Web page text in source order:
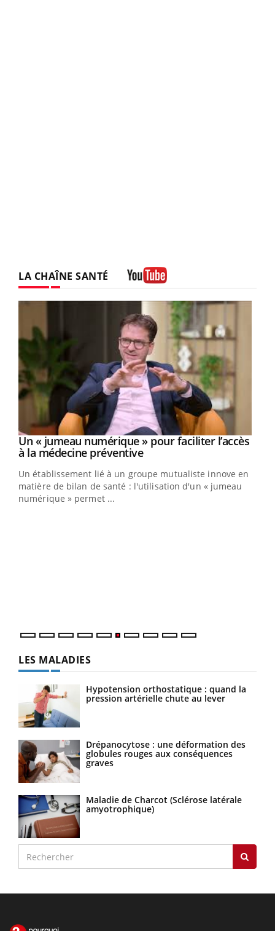
LA CHAÎNE SANTÉ
Youtube
Un « jumeau numérique » pour faciliter l’accès
à la médecine préventiveYoutube
Un établissement lié à un groupe mutualiste innove en
matière de bilan de santé : l'utilisation d'un « jumeau
numérique » permet ...
LES MALADIES
Hypotension orthostatique : quand la
pression artérielle chute au lever
Drépanocytose : une déformation des
globules rouges aux conséquences
graves
Maladie de Charcot (Sclérose latérale
amyotrophique)